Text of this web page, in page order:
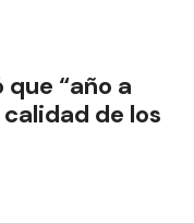
“año a
de los